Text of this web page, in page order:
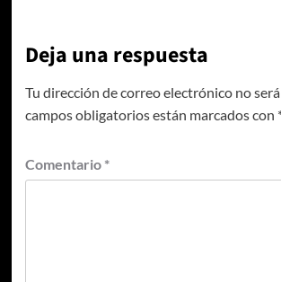
Deja una respuesta
Tu dirección de correo electrónico no
campos obligatorios están marcados con
Comentario *